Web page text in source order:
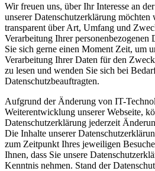
Wir freuen uns, über Ihr Interesse an
unserer Datenschutzerklärung möchten
transparent über Art, Umfang und
Verarbeitung Ihrer personenbezogenen
Sie sich gerne einen Moment Zeit, um
Verarbeitung Ihrer Daten für den
zu lesen und wenden Sie sich bei
Datenschutzbeauftragten.
Aufgrund der Änderung von IT-
Weiterentwicklung unserer Webseite,
Datenschutzerklärung jederzeit
Die Inhalte unserer
zum Zeitpunkt Ihres jeweiligen
Ihnen, dass Sie unsere
Kenntnis nehmen. Stand der